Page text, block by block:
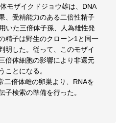
モザイクドジョウ雄は、DNA
、受精能力のある二倍性精子
いた三倍体子孫、人為雄性発
精子は野生のクローン1と同一
明した。従って、このモザイ
倍体細胞の影響により非還元
ことになる。
二倍体雌の卵巣より、RNAを
子検索の準備を行った。